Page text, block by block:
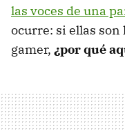
las voces de una
ocurre: si ellas
gamer, ¿por qué